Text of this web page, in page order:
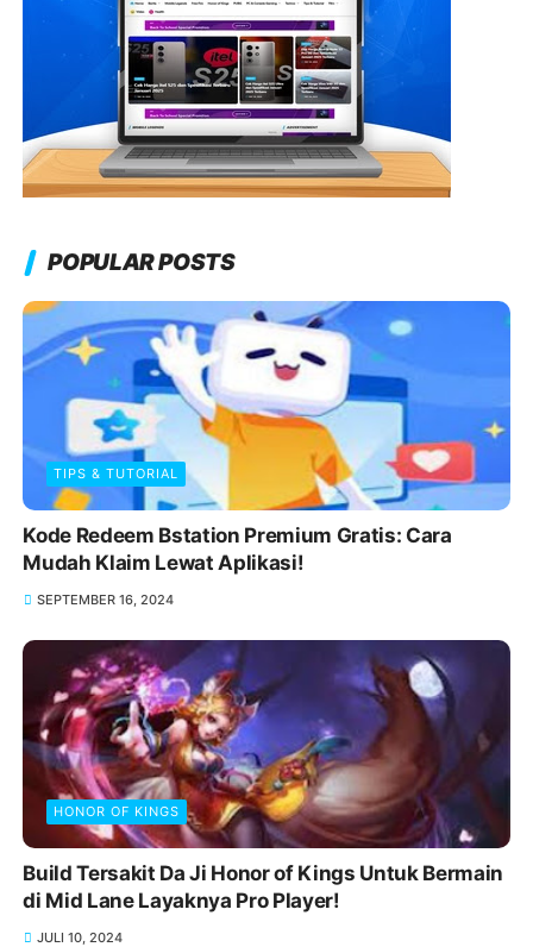
POPULAR POSTS
TIPS & TUTORIAL
Kode Redeem Bstation Premium Gratis: Cara
Mudah Klaim Lewat Aplikasi!
SEPTEMBER 16, 2024
HONOR OF KINGS
Build Tersakit Da Ji Honor of Kings Untuk Bermain
di Mid Lane Layaknya Pro Player!
JULI 10, 2024